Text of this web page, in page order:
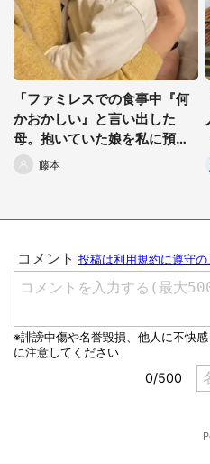
都道
選択
「ファミレスでの食事中『何
かおかしい』と言い出した
母。抱いていた娘を私に預け
た直後...」（千葉県・40代女
性）
藤本